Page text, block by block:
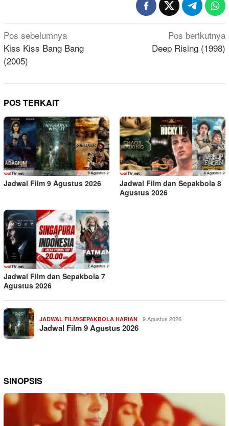
Navigasi
pos
Pos sebelumnya
Kiss Kiss Bang Bang
(2005)
Pos berikutnya
Deep Rising (1998)
POS TERKAIT
Jadwal Film 9 Agustus 2026
Jadwal Film dan Sepakbola 8
Agustus 2026
Jadwal Film dan Sepakbola 7
Agustus 2026
JADWAL FILM/SEPAKBOLA HARIAN 9 Agustus 2026
Jadwal Film 9 Agustus 2026
SINOPSIS